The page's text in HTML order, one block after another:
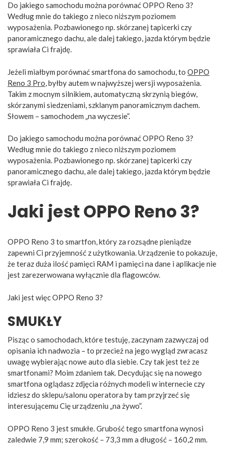
Do jakiego samochodu można porównać OPPO Reno 3?
Według mnie do takiego z nieco niższym poziomem
wyposażenia. Pozbawionego np. skórzanej tapicerki czy
panoramicznego dachu, ale dalej takiego, jazda którym będzie
sprawiała Ci frajdę.
Jeżeli miałbym porównać smartfona do samochodu, to OPPO
Reno 3 Pro, byłby autem w najwyższej wersji wyposażenia.
Takim z mocnym silnikiem, automatyczną skrzynią biegów,
skórzanymi siedzeniami, szklanym panoramicznym dachem.
Słowem – samochodem „na wyczesie”.
Do jakiego samochodu można porównać OPPO Reno 3?
Według mnie do takiego z nieco niższym poziomem
wyposażenia. Pozbawionego np. skórzanej tapicerki czy
panoramicznego dachu, ale dalej takiego, jazda którym będzie
sprawiała Ci frajdę.
Jaki jest OPPO Reno 3?
OPPO Reno 3 to smartfon, który za rozsądne pieniądze
zapewni Ci przyjemność z użytkowania. Urządzenie to pokazuje,
że teraz duża ilość pamięci RAM i pamięci na dane i aplikacje nie
jest zarezerwowana wyłącznie dla flagowców.
Jaki jest więc OPPO Reno 3?
SMUKŁY
Pisząc o samochodach, które testuję, zaczynam zazwyczaj od
opisania ich nadwozia – to przecież na jego wygląd zwracasz
uwagę wybierając nowe auto dla siebie. Czy tak jest też ze
smartfonami? Moim zdaniem tak. Decydując się na nowego
smartfona oglądasz zdjęcia różnych modeli w internecie czy
idziesz do sklepu/salonu operatora by tam przyjrzeć się
interesującemu Cię urządzeniu „na żywo”.
OPPO Reno 3 jest smukłe. Grubość tego smartfona wynosi
zaledwie 7,9 mm; szerokość – 73,3 mm a długość – 160,2 mm.